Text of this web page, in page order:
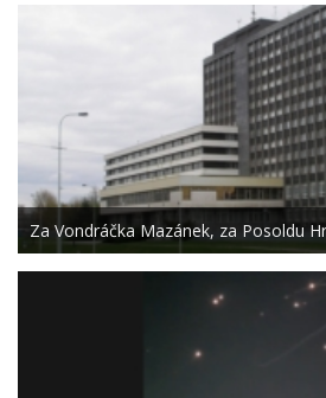
Za Vondráčka Mazánek, za Posoldu